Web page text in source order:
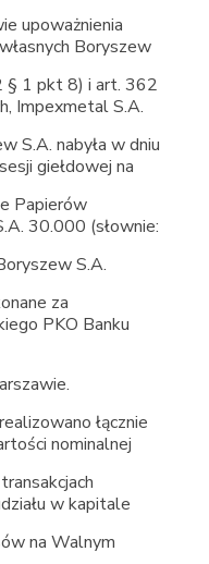
upoważnienia
Boryszew
§ 1 pkt 8) i art. 362
Impexmetal S.A.
S.A. nabyła w dniu
giełdowej na
Papierów
30.000 (słownie:
S.A.
za
PKO Banku
łącznie
nominalnej
w kapitale
na Walnym